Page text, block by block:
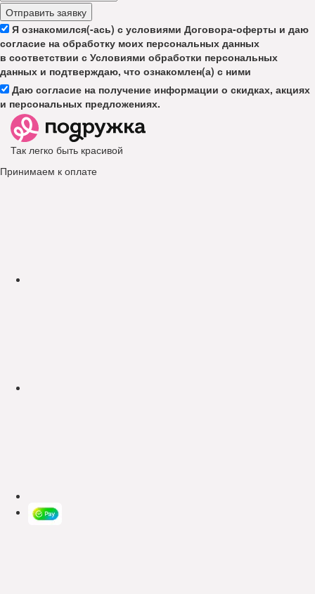
Отправить заявку
Я ознакомился(-ась) с условиями Договора-оферты и даю
согласие на обработку моих персональных данных
в соответствии с Условиями обработки персональных
данных и подтверждаю, что ознакомлен(а) с ними
Даю согласие на получение информации о скидках, акциях
и персональных предложениях.
Так легко быть красивой
Принимаем к оплате